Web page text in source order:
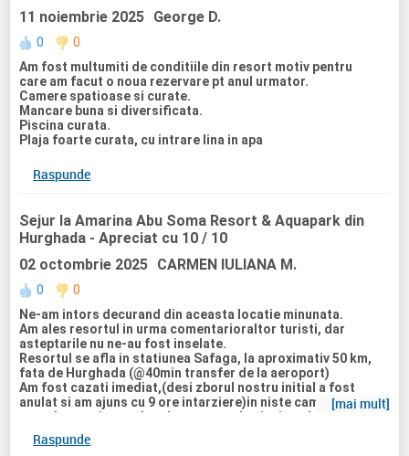
11 noiembrie 2025 George D.
0
0
Am fost multumiti de conditiile din resort motiv pentru
care am facut o noua rezervare pt anul urmator.
Camere spatioase si curate.
Mancare buna si diversificata.
Piscina curata.
Plaja foarte curata, cu intrare lina in apa
Raspunde
Sejur la Amarina Abu Soma Resort & Aquapark din
Hurghada - Apreciat cu 10 / 10
02 octombrie 2025 CARMEN IULIANA M.
0
0
Ne-am intors decurand din aceasta locatie minunata.
Am ales resortul in urma comentarioraltor turisti, dar
asteptarile nu ne-au fost inselate.
Resortul se afla in statiunea Safaga, la aproximativ 50 km,
fata de Hurghada (@40min transfer de la aeroport)
Am fost cazati imediat,(desi zborul nostru initial a fost
anulat si am ajuns cu 9 ore intarziere)in niste camere
superbe, mari cu vedere la mare sau la piscina, dar chiar nu
mai conteaza, caci privelistea era minunata in orice punct
al resortului. Curatenia se facea zilnic daca doreai sau
[mai mult]
Raspunde